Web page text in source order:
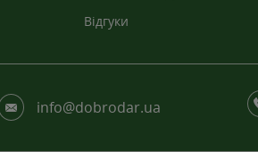
Відгуки
info@dobrodar.ua